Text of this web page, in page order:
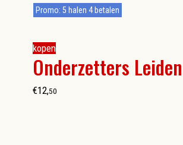
kopen
Onderzetters
Promo: 5 halen 4 betalen
€12,50